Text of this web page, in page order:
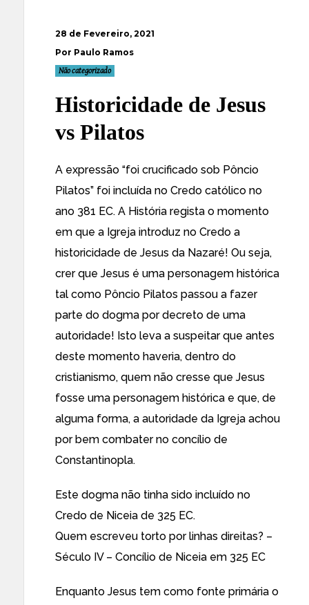
28 de Fevereiro, 2021
Por Paulo Ramos
Não categorizado
Historicidade de Jesus
vs Pilatos
A expressão “foi crucificado sob Pôncio
Pilatos” foi incluída no Credo católico no
ano 381 EC. A História regista o momento
em que a Igreja introduz no Credo a
historicidade de Jesus da Nazaré! Ou seja,
crer que Jesus é uma personagem histórica
tal como Pôncio Pilatos passou a fazer
parte do dogma por decreto de uma
autoridade! Isto leva a suspeitar que antes
deste momento haveria, dentro do
cristianismo, quem não cresse que Jesus
fosse uma personagem histórica e que, de
alguma forma, a autoridade da Igreja achou
por bem combater no concílio de
Constantinopla.
Este dogma não tinha sido incluído no
Credo de Niceia de 325 EC.
Quem escreveu torto por linhas direitas? –
Século IV – Concílio de Niceia em 325 EC
Enquanto Jesus tem como fonte primária o